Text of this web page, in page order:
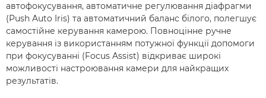
автофокусування, автоматичне регулювання діафрагми
(Push Auto Iris) та автоматичний баланс білого, полегшує
самостійне керування камерою. Повноцінне ручне
керування із використанням потужної функції допомоги
при фокусуванні (Focus Assist) відкриває широкі
можливості настроювання камери для найкращих
результатів.